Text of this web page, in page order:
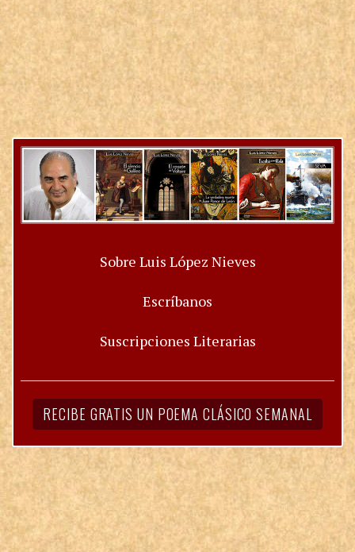
Sobre Luis López Nieves
Escríbanos
Suscripciones Literarias
RECIBE GRATIS UN POEMA CLÁSICO SEMANAL